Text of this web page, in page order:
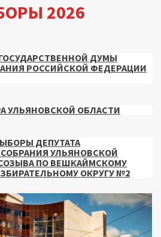
2026
ДУМЫ
РОССИЙСКОЙ ФЕДЕРАЦИИ
УЛЬЯНОВСКОЙ ОБЛАСТИ
ДЕПУТАТА
УЛЬЯНОВСКОЙ
ПО ВЕШКАЙМСКОМУ
ОКРУГУ №2